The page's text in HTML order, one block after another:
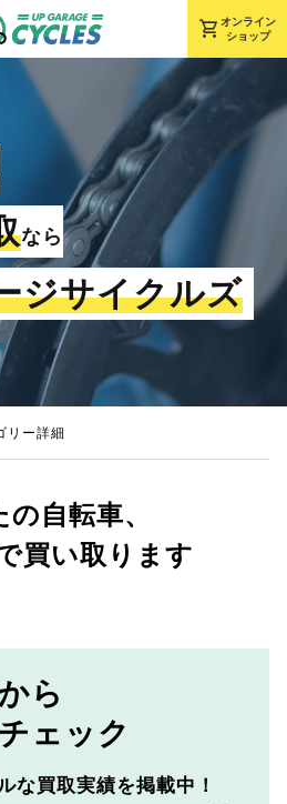
shopping_cart オンライン
ショップ
なら
ジサイクルズ
リー詳細
自転車、
買い取ります
ら
ェック
な買取実績を掲載中！